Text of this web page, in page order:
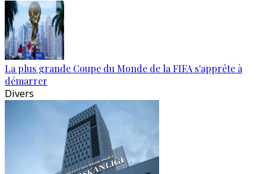
La plus grande Coupe du Monde de la FIFA s'apprête à
démarrer
Divers